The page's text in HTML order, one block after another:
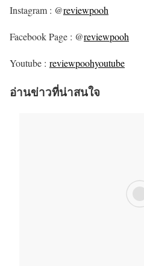
Instagram : @reviewpooh
Facebook Page : @reviewpooh
Youtube : reviewpoohyoutube
อ่านข่าวที่น่าสนใจ